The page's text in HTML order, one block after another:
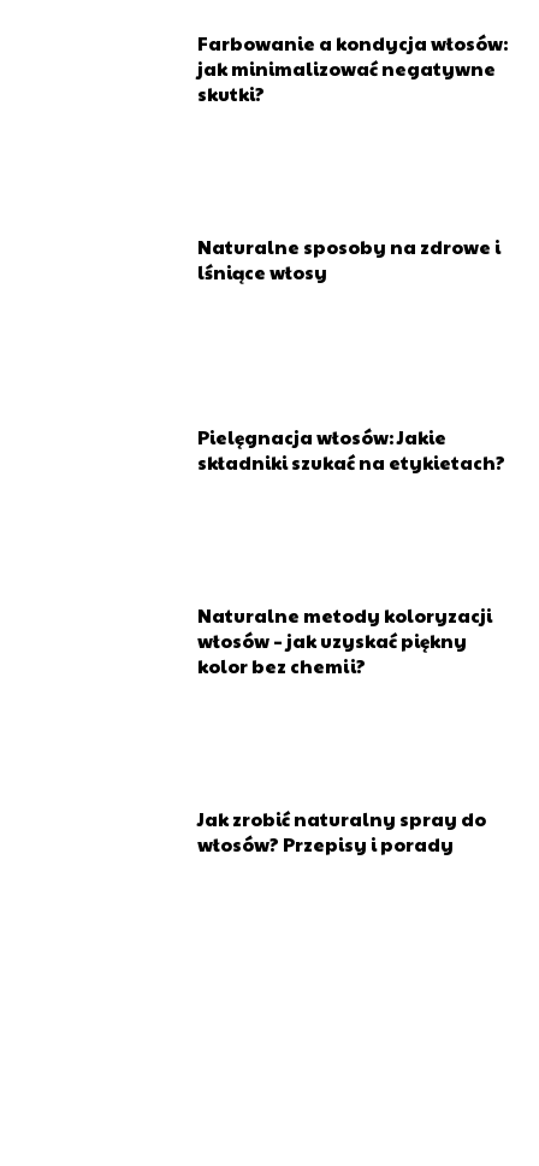
Farbowanie a kondycja włosów:
jak minimalizować negatywne
skutki?
Naturalne sposoby na zdrowe i
lśniące włosy
Pielęgnacja włosów: Jakie
składniki szukać na etykietach?
Naturalne metody koloryzacji
włosów – jak uzyskać piękny
kolor bez chemii?
Jak zrobić naturalny spray do
włosów? Przepisy i porady